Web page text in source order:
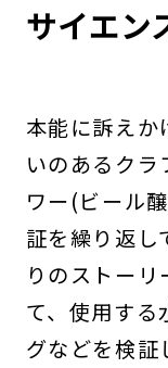
サイエン
本能に訴えか
いのあるクラ
ワー(ビール
証を繰り返し
りのストー
て、使用する
グなどを検証